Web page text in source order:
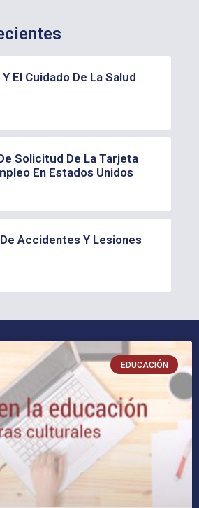
El Cuidado De La Salud
Solicitud De La Tarjeta
En Estados Unidos
Accidentes Y Lesiones
EDUCACIÓN